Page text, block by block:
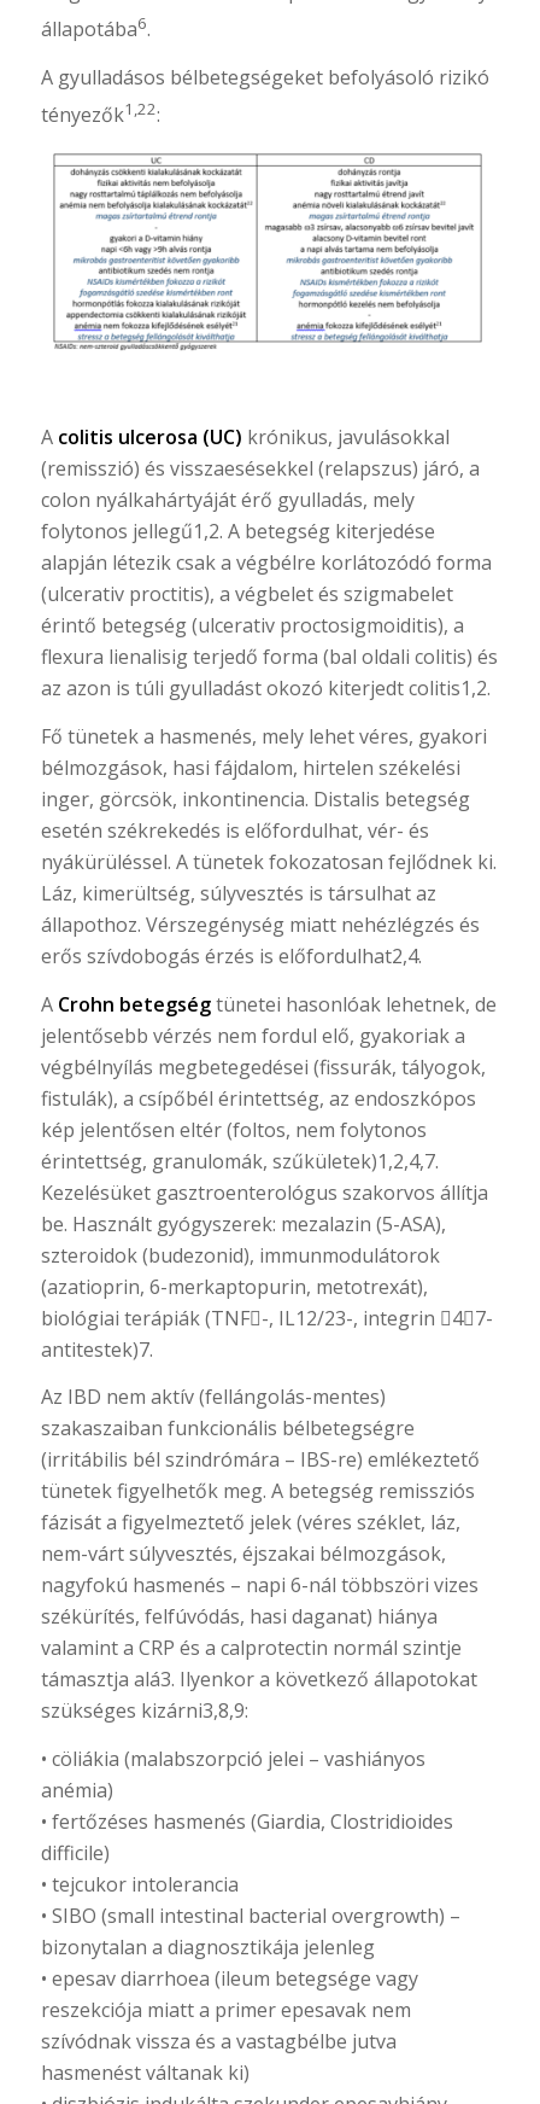
állapotába6.
A gyulladásos bélbetegségeket befolyásoló rizikó
tényezők1,22:
Acolitis ulcerosa (UC) krónikus, javulásokkal
(remisszió) és visszaesésekkel (relapszus) járó, a
colon nyálkahártyáját érő gyulladás, mely
folytonos jellegű1,2. A betegség kiterjedése
alapján létezik csak a végbélre korlátozódó forma
(ulcerativ proctitis), a végbelet és szigmabelet
érintő betegség (ulcerativ proctosigmoiditis), a
flexura lienalisig terjedő forma (bal oldali colitis) és
az azon is túli gyulladást okozó kiterjedt colitis1,2.
Fő tünetek a hasmenés, mely lehet véres, gyakori
bélmozgások, hasi fájdalom, hirtelen székelési
inger, görcsök, inkontinencia. Distalis betegség
esetén székrekedés is előfordulhat, vér- és
nyákürüléssel. A tünetek fokozatosan fejlődnek ki.
Láz, kimerültség, súlyvesztés is társulhat az
állapothoz. Vérszegénység miatt nehézlégzés és
erős szívdobogás érzés is előfordulhat2,4.
A Crohn betegségtünetei hasonlóak lehetnek, de
jelentősebb vérzés nem fordul elő, gyakoriak a
végbélnyílás megbetegedései (fissurák, tályogok,
fistulák), a csípőbél érintettség, az endoszkópos
kép jelentősen eltér (foltos, nem folytonos
érintettség, granulomák, szűkületek)1,2,4,7.
Kezelésüket gasztroenterológus szakorvos állítja
be. Használt gyógyszerek: mezalazin (5-ASA),
szteroidok (budezonid), immunmodulátorok
(azatioprin, 6-merkaptopurin, metotrexát),
biológiai terápiák (TNF-, IL12/23-, integrin 47-
antitestek)7.
Az IBD nem aktív (fellángolás-mentes)
szakaszaiban funkcionális bélbetegségre
(irritábilis bél szindrómára – IBS-re) emlékeztető
tünetek figyelhetők meg. A betegség remissziós
fázisát a figyelmeztető jelek (véres széklet, láz,
nem-várt súlyvesztés, éjszakai bélmozgások,
nagyfokú hasmenés – napi 6-nál többszöri vizes
székürítés, felfúvódás, hasi daganat) hiánya
valamint a CRP és a calprotectin normál szintje
támasztja alá3. Ilyenkor a következő állapotokat
szükséges kizárni3,8,9:
• cöliákia (malabszorpció jelei – vashiányos
anémia)
• fertőzéses hasmenés (Giardia, Clostridioides
difficile)
• tejcukor intolerancia
• SIBO (small intestinal bacterial overgrowth) –
bizonytalan a diagnosztikája jelenleg
• epesav diarrhoea (ileum betegsége vagy
reszekciója miatt a primer epesavak nem
szívódnak vissza és a vastagbélbe jutva
hasmenést váltanak ki)